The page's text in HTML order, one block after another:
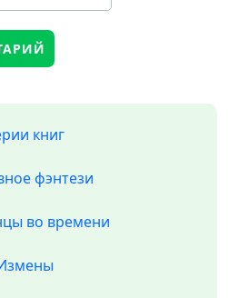
книг
фэнтези
во времени